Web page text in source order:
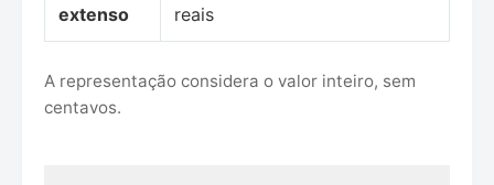
extenso
reais
A representação considera o valor inteiro, sem
centavos.